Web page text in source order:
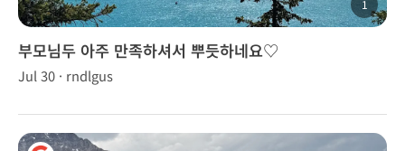
1
부모님두 아주 만족하셔서 뿌듯하네요♡
Jul 30 · rndlgus